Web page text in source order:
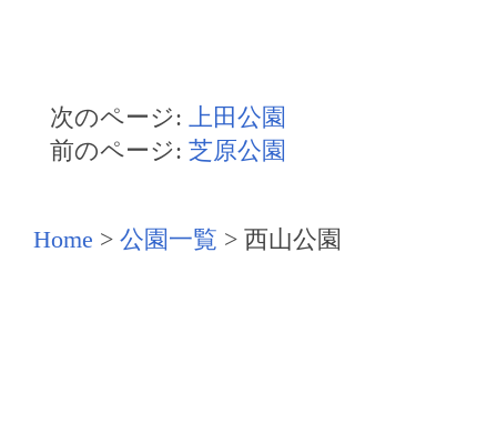
次のページ: 上田公園
前のページ: 芝原公園
Home > 公園一覧 > 西山公園